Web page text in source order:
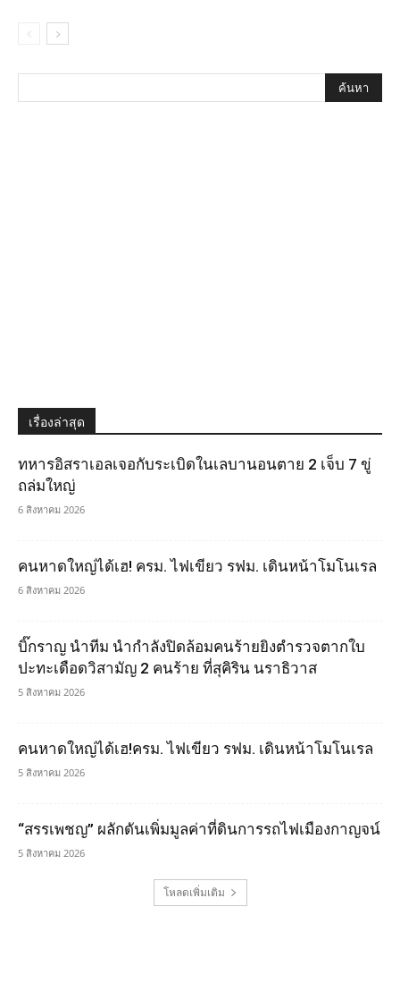
เรื่องล่าสุด
ทหารอิสราเอลเจอกับระเบิดในเลบานอนตาย 2 เจ็บ 7 ขู่
ถล่มใหญ่
6 สิงหาคม 2026
คนหาดใหญ่ได้เฮ! ครม. ไฟเขียว รฟม. เดินหน้าโมโนเรล
6 สิงหาคม 2026
บิ๊กราญ นำทีม นำกำลังปิดล้อมคนร้ายยิงตำรวจตากใบ
ปะทะเดือดวิสามัญ 2 คนร้าย ที่สุคิริน นราธิวาส
5 สิงหาคม 2026
คนหาดใหญ่ได้เฮ!ครม. ไฟเขียว รฟม. เดินหน้าโมโนเรล
5 สิงหาคม 2026
“สรรเพชญ” ผลักดันเพิ่มมูลค่าที่ดินการรถไฟเมืองกาญจน์
5 สิงหาคม 2026
โหลดเพิ่มเติม